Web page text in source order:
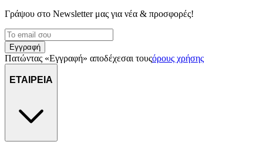
Γράψου στο Νewsletter μας για νέα & προσφορές!
Εγγραφή
Πατώντας «Εγγραφή» αποδέχεσαι τουςόρους χρήσης
ΕΤΑΙΡΕΙΑ